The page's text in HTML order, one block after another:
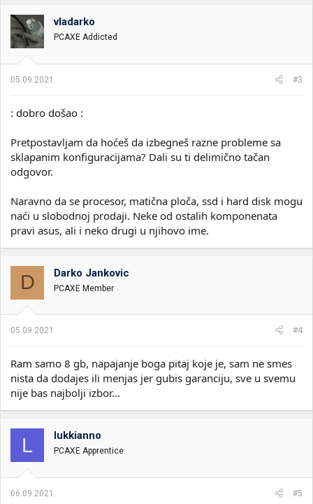
o
v
a
n
:
vladarko
PCAXE Addicted
05.09.2021. #3
: dobro došao :
Pretpostavljam da hoćeš da izbegneš razne probleme sa
sklapanim konfiguracijama? Dali su ti delimično tačan
odgovor.
Naravno da se procesor, matična ploča, ssd i hard disk mogu
naći u slobodnoj prodaji. Neke od ostalih komponenata
pravi asus, ali i neko drugi u njihovo ime.
D Darko Jankovic
PCAXE Member
05.09.2021. #4
Ram samo 8 gb, napajanje boga pitaj koje je, sam ne smes
nista da dodajes ili menjas jer gubis garanciju, sve u svemu
nije bas najbolji izbor...
L lukkianno
PCAXE Apprentice
06.09.2021. #5